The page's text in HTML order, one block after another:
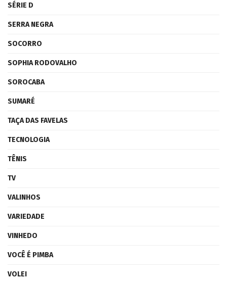
SÉRIE D
SERRA NEGRA
SOCORRO
SOPHIA RODOVALHO
SOROCABA
SUMARÉ
TAÇA DAS FAVELAS
TECNOLOGIA
TÊNIS
TV
VALINHOS
VARIEDADE
VINHEDO
VOCÊ É PIMBA
VOLEI